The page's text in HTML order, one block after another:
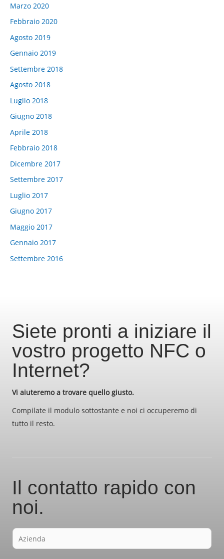
Marzo 2020
Febbraio 2020
Agosto 2019
Gennaio 2019
Settembre 2018
Agosto 2018
Luglio 2018
Giugno 2018
Aprile 2018
Febbraio 2018
Dicembre 2017
Settembre 2017
Luglio 2017
Giugno 2017
Maggio 2017
Gennaio 2017
Settembre 2016
Siete pronti a iniziare il
vostro progetto NFC o
Internet?
Vi aiuteremo a trovare quello giusto.
Compilate il modulo sottostante e noi ci occuperemo di
tutto il resto.
Il contatto rapido con
noi.
F
i